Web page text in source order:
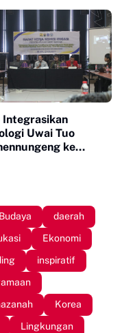
Integrasikan
Uwai Tuo
ke
Budaya
daerah
Ekonomi
inspiratif
Korea
Lingkungan